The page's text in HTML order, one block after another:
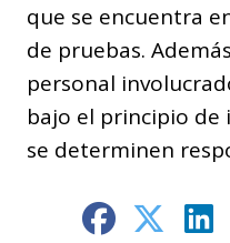
que se encuentra
de pruebas.
personal
bajo el principio de
se determinen